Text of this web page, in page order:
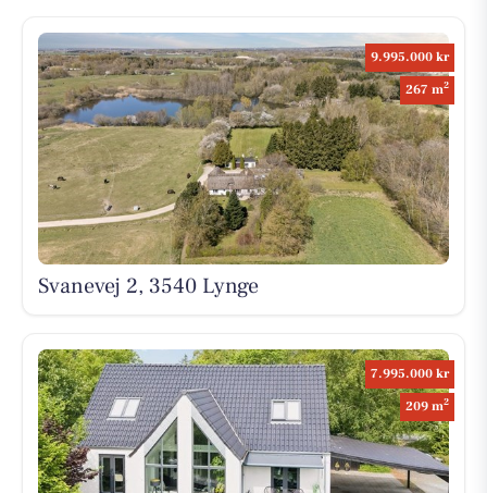
9.995.000 kr
267 m2
Svanevej 2, 3540 Lynge
7.995.000 kr
209 m2